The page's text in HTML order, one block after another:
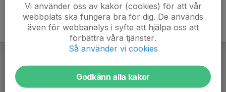
Vi använder oss av kakor (cookies) för att vår
webbplats ska fungera bra för dig. De används
även för webbanalys i syfte att hjälpa oss att
förbättra våra tjänster.
Så använder vi cookies
Godkänn alla kakor